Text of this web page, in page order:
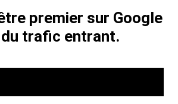
premier sur Google
trafic entrant.